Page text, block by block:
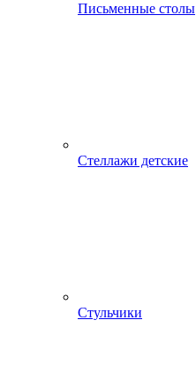
Письменные столы
Стеллажи детские
Стульчики